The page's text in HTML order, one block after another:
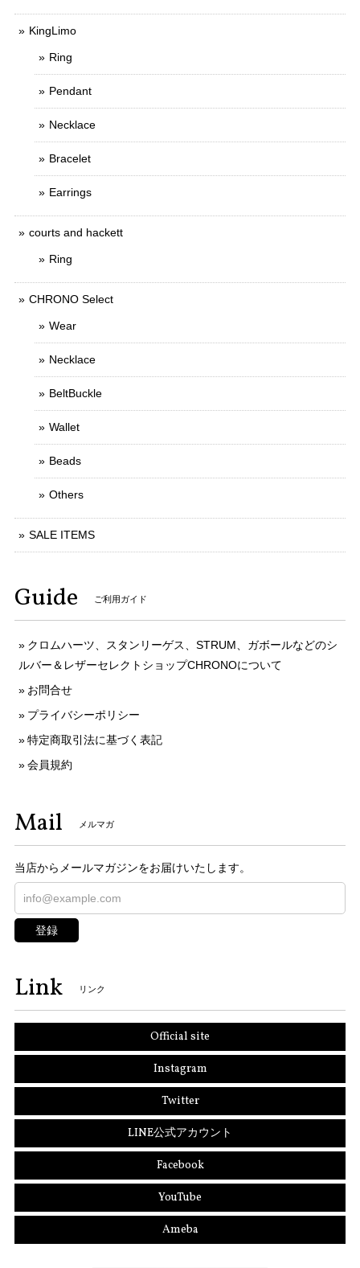
KingLimo
Ring
Pendant
Necklace
Bracelet
Earrings
courts and hackett
Ring
CHRONO Select
Wear
Necklace
BeltBuckle
Wallet
Beads
Others
SALE ITEMS
Guide ご利用ガイド
クロムハーツ、スタンリーゲス、STRUM、ガボールなどのシ
ルバー＆レザーセレクトショップCHRONOについて
お問合せ
プライバシーポリシー
特定商取引法に基づく表記
会員規約
Mail メルマガ
当店からメールマガジンをお届けいたします。
登録
Link リンク
Official site
Instagram
Twitter
LINE公式アカウント
Facebook
YouTube
Ameba